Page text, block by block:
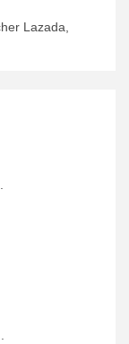
Lazada,